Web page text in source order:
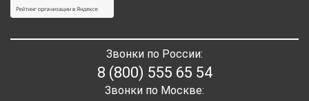
Звонки по России:
8 (800) 555 65 54
Звонки по Москве: